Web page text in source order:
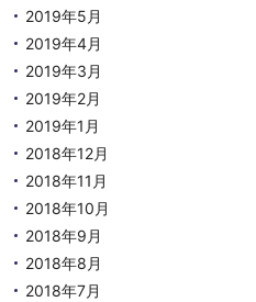
2019年5月
2019年4月
2019年3月
2019年2月
2019年1月
2018年12月
2018年11月
2018年10月
2018年9月
2018年8月
2018年7月